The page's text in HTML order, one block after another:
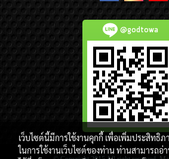
@godtowa
เว็บไซต์นี้มีการใช้งานคุกกี้ เพื่อเพิ่มประสิทธิ
ในการใช้งานเว็บไซต์ของท่าน ท่านสามารถอ่